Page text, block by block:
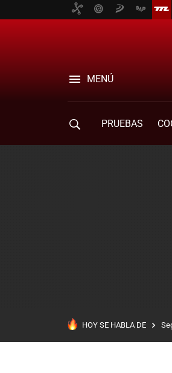
MENÚ
PRUEBAS
HOY SE HABLA DE